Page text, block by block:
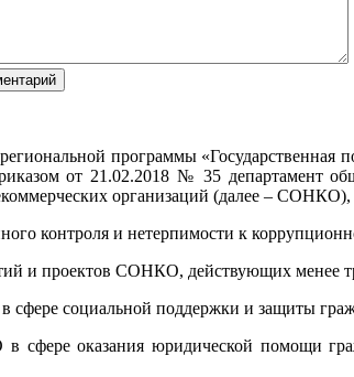
программы
от 21.02.2018 № 35 департамент
организаций (далее –
контроля и нетерпимости к
и проектов СОНКО, действующих менее
социальной поддержки и защиты
сфере оказания юридической помощи